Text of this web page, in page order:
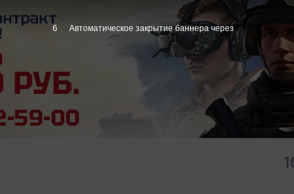
5 Автоматическое закрытие баннера через